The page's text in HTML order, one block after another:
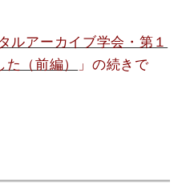
ルアーカイブ学会・第１
（前編）
」の続きで